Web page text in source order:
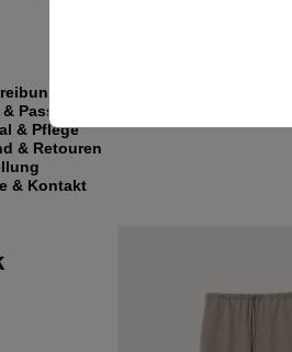
Passform
& Pflege
& Retouren
& Kontakt